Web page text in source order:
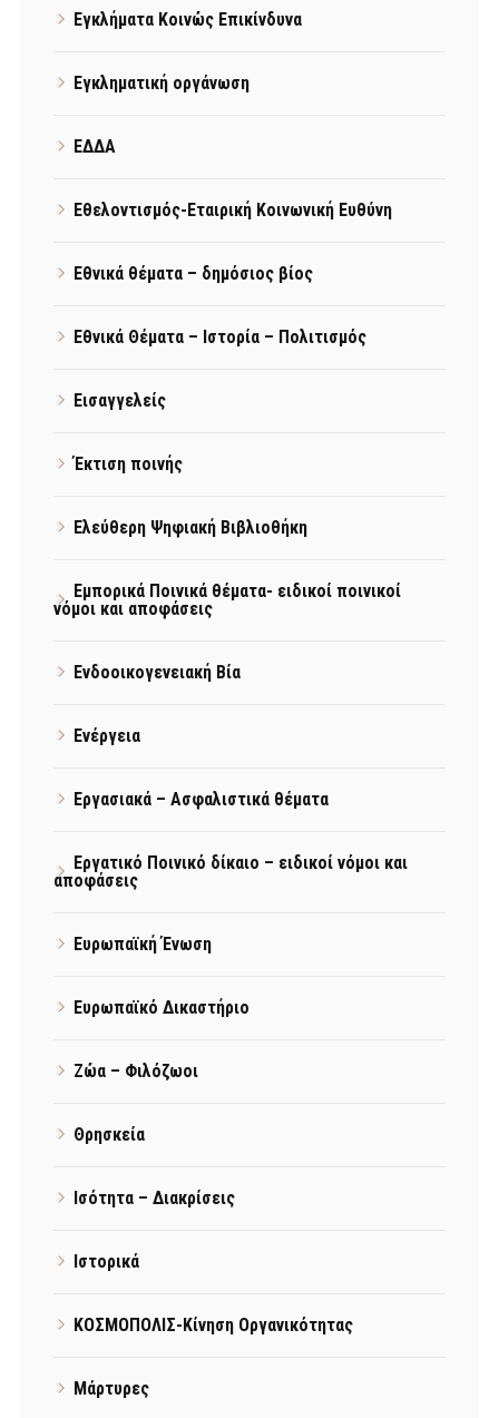
Εγκλήματα Κοινώς Επικίνδυνα
Εγκληματική οργάνωση
ΕΔΔΑ
Εθελοντισμός-Εταιρική Κοινωνική Ευθύνη
Εθνικά θέματα – δημόσιος βίος
Εθνικά Θέματα – Ιστορία – Πολιτισμός
Εισαγγελείς
Έκτιση ποινής
Ελεύθερη Ψηφιακή Βιβλιοθήκη
Εμπορικά Ποινικά θέματα- ειδικοί ποινικοί
νόμοι και αποφάσεις
Ενδοοικογενειακή Βία
Ενέργεια
Εργασιακά – Ασφαλιστικά θέματα
Εργατικό Ποινικό δίκαιο – ειδικοί νόμοι και
αποφάσεις
Ευρωπαϊκή Ένωση
Ευρωπαϊκό Δικαστήριο
Ζώα – Φιλόζωοι
Θρησκεία
Ισότητα – Διακρίσεις
Ιστορικά
ΚΟΣΜΟΠΟΛΙΣ-Κίνηση Οργανικότητας
Μάρτυρες